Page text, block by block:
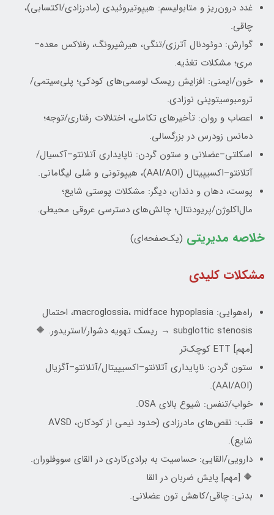
غدد درون‌ریز و متابولیسم: هیپوتیروئیدی (مادرزادی/اکتسابی)،
چاقی.
گوارش: دوئودنال آترزی/تنگی، هیرشپرونگ، رفلاکس معده–
مری؛ مشکلات تغذیه.
خون/ایمنی: افزایش ریسک لوسمی‌های کودکی؛ پلی‌سیتمی/
ترومبوسیتوپنی نوزادی.
اعصاب و روان: تأخیرهای تکاملی، اختلالات رفتاری/توجه؛
دمانس زودرس در بزرگسالی.
اسکلتی–عضلانی و ستون گردن: ناپایداری آتلانتو–آکسیال/
آتلانتو–اکسیپیتال (AAI/AOI)، هیپوتونی و شلی لیگامانی.
پوست، دهان و دندان، دیگر: مشکلات پوستی شایع؛
مال‌اکلوژن/پریودنتال؛ چالش‌های دسترسی عروقی محیطی.
خلاصه مدیریتی (یک‌صفحه‌ای)
مشکلات کلیدی
راه‌هوایی: macroglossia، midface hypoplasia، احتمال
subglottic stenosis → ریسک تهویه دشوار/استریدور. 🔶
[مهم] ETT کوچک‌تر
ستون گردن: ناپایداری آتلانتو–اکسیپیتال/آتلانتو–آگزیال
(AAI/AOI).
خواب/تنفس: شیوع بالای OSA.
قلب: نقص‌های مادرزادی (حدود نیمی از کودکان، AVSD
شایع).
دارویی/القایی: حساسیت به برادی‌کاردی در القای سووفلوران.
🔶 [مهم] پایش ضربان در القا
بدنی: چاقی/کاهش تون عضلانی.